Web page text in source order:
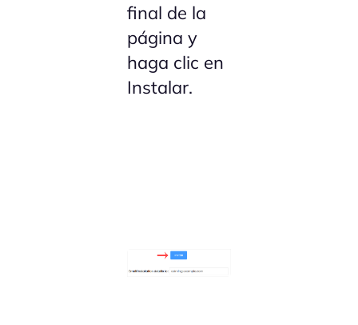
final de la
página y
haga clic en
Instalar.